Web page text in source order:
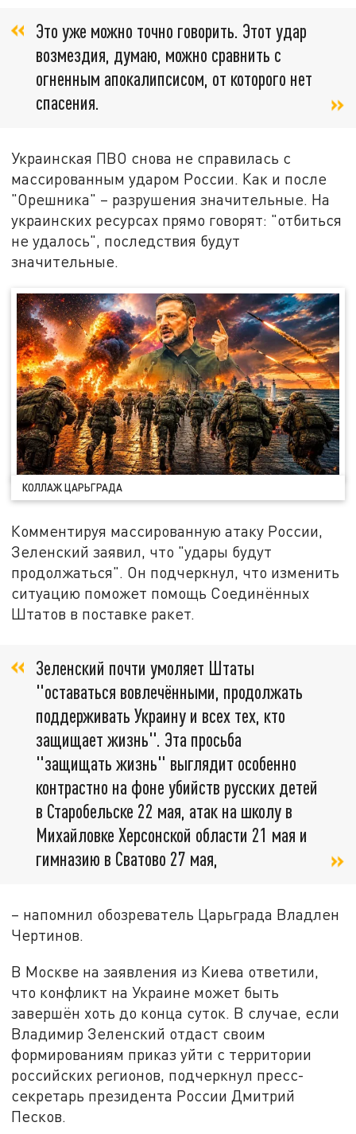
Это уже можно точно говорить. Этот удар
возмездия, думаю, можно сравнить с
огненным апокалипсисом, от которого нет
спасения.
Украинская ПВО снова не справилась с
массированным ударом России. Как и после
"Орешника" – разрушения значительные. На
украинских ресурсах прямо говорят: "отбиться
не удалось", последствия будут
значительные.
КОЛЛАЖ ЦАРЬГРАДА
Комментируя массированную атаку России,
Зеленский заявил, что "удары будут
продолжаться". Он подчеркнул, что изменить
ситуацию поможет помощь Соединённых
Штатов в поставке ракет.
Зеленский почти умоляет Штаты
"оставаться вовлечёнными, продолжать
поддерживать Украину и всех тех, кто
защищает жизнь". Эта просьба
"защищать жизнь" выглядит особенно
контрастно на фоне убийств русских детей
в Старобельске 22 мая, атак на школу в
Михайловке Херсонской области 21 мая и
гимназию в Сватово 27 мая,
– напомнил обозреватель Царьграда Владлен
Чертинов.
В Москве на заявления из Киева ответили,
что конфликт на Украине может быть
завершён хоть до конца суток. В случае, если
Владимир Зеленский отдаст своим
формированиям приказ уйти с территории
российских регионов, подчеркнул пресс-
секретарь президента России Дмитрий
Песков.